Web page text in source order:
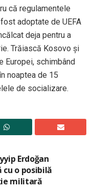
că regulamentele
adoptate de UEFA
deja pentru a
Trăiască Kosovo și
Europei, schimbând
noaptea de 15
de socializare.
Erdoğan
o posibilă
militară